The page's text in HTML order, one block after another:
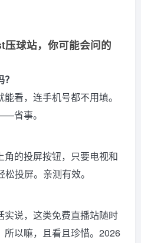
球站，你可能会问的
看，连手机号都不用填。
省事。
的投屏按钮，只要电视和
投屏。亲测有效。
说，这类免费直播站随时
所以嘛，且看且珍惜。2026